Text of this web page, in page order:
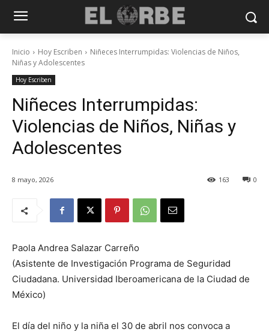
Inicio Hoy Escriben
Niñeces Interrumpidas: Violencias de Niños,
Niñas y Adolescentes
Hoy Escriben
Niñeces Interrumpidas:
Violencias de Niños, Niñas y
Adolescentes
8 mayo, 2026 0
163
Paola Andrea Salazar Carreño
(Asistente de Investigación Programa de Seguridad
Ciudadana. Universidad Iberoamericana de la Ciudad de
México)
El día del niño y la niña el 30 de abril nos convoca a